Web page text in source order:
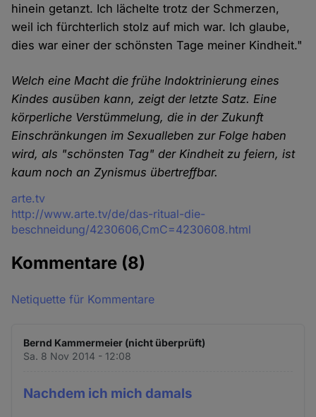
hinein getanzt. Ich lächelte trotz der Schmerzen,
weil ich fürchterlich stolz auf mich war. Ich glaube,
dies war einer der schönsten Tage meiner Kindheit."
Welch eine Macht die frühe Indoktrinierung eines
Kindes ausüben kann, zeigt der letzte Satz. Eine
körperliche Verstümmelung, die in der Zukunft
Einschränkungen im Sexualleben zur Folge haben
wird, als "schönsten Tag" der Kindheit zu feiern, ist
kaum noch an Zynismus übertreffbar.
Quelle
arte.tv
http://www.arte.tv/de/das-ritual-die-
beschneidung/4230606,CmC=4230608.html
Kommentare (8)
Netiquette für Kommentare
Bernd Kammermeier (nicht überprüft)
Sa. 8 Nov 2014 - 12:08
Nachdem ich mich damals